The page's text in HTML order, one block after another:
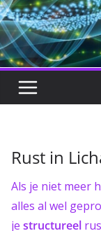
Rust in
Als je niet meer
alles al wel
je structureel